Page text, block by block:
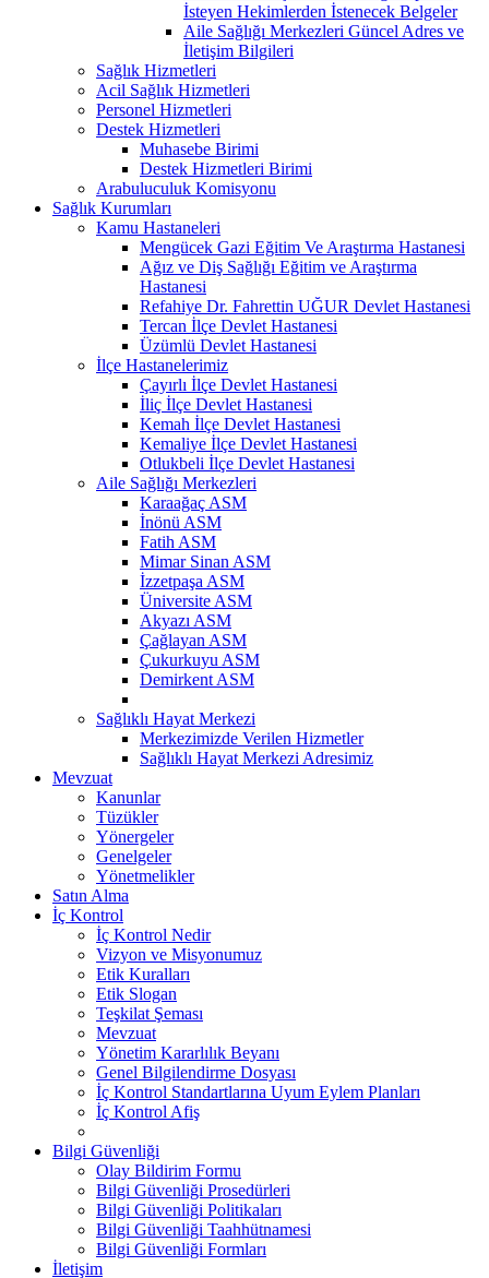
İsteyen Hekimlerden İstenecek Belgeler
Aile Sağlığı Merkezleri Güncel Adres ve
İletişim Bilgileri
Sağlık Hizmetleri
Acil Sağlık Hizmetleri
Personel Hizmetleri
Destek Hizmetleri
Muhasebe Birimi
Destek Hizmetleri Birimi
Arabuluculuk Komisyonu
Sağlık Kurumları
Kamu Hastaneleri
Mengücek Gazi Eğitim Ve Araştırma Hastanesi
Ağız ve Diş Sağlığı Eğitim ve Araştırma
Hastanesi
Refahiye Dr. Fahrettin UĞUR Devlet Hastanesi
Tercan İlçe Devlet Hastanesi
Üzümlü Devlet Hastanesi
İlçe Hastanelerimiz
Çayırlı İlçe Devlet Hastanesi
İliç İlçe Devlet Hastanesi
Kemah İlçe Devlet Hastanesi
Kemaliye İlçe Devlet Hastanesi
Otlukbeli İlçe Devlet Hastanesi
Aile Sağlığı Merkezleri
Karaağaç ASM
İnönü ASM
Fatih ASM
Mimar Sinan ASM
İzzetpaşa ASM
Üniversite ASM
Akyazı ASM
Çağlayan ASM
Çukurkuyu ASM
Demirkent ASM
Sağlıklı Hayat Merkezi
Merkezimizde Verilen Hizmetler
Sağlıklı Hayat Merkezi Adresimiz
Mevzuat
Kanunlar
Tüzükler
Yönergeler
Genelgeler
Yönetmelikler
Satın Alma
İç Kontrol
İç Kontrol Nedir
Vizyon ve Misyonumuz
Etik Kuralları
Etik Slogan
Teşkilat Şeması
Mevzuat
Yönetim Kararlılık Beyanı
Genel Bilgilendirme Dosyası
İç Kontrol Standartlarına Uyum Eylem Planları
İç Kontrol Afiş
Bilgi Güvenliği
Olay Bildirim Formu
Bilgi Güvenliği Prosedürleri
Bilgi Güvenliği Politikaları
Bilgi Güvenliği Taahhütnamesi
Bilgi Güvenliği Formları
İletişim